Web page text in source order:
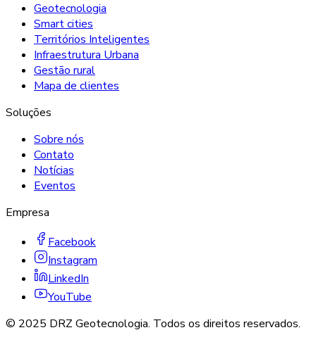
Geotecnologia
Smart cities
Territórios Inteligentes
Infraestrutura Urbana
Gestão rural
Mapa de clientes
Soluções
Sobre nós
Contato
Notícias
Eventos
Empresa
Facebook
Instagram
LinkedIn
YouTube
© 2025 DRZ Geotecnologia. Todos os direitos reservados.